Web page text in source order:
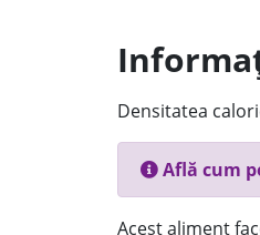
Densitatea
Află cum
Acest aliment